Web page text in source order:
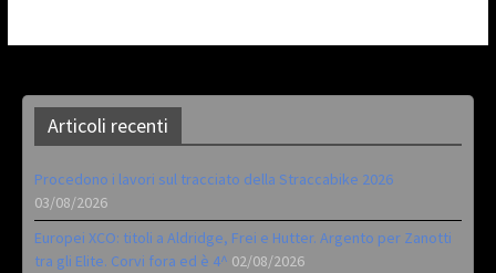
Articoli recenti
Procedono i lavori sul tracciato della Straccabike 2026
03/08/2026
Europei XCO: titoli a Aldridge, Frei e Hutter. Argento per Zanotti
tra gli Elite. Corvi fora ed è 4^ 02/08/2026